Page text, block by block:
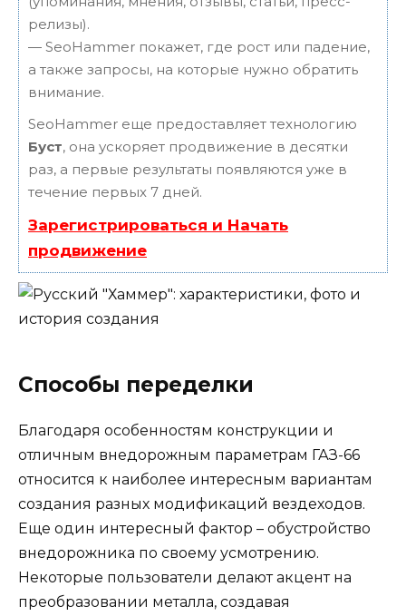
релизы).
— SeoHammer покажет, где рост или падение,
а также запросы, на которые нужно обратить
внимание.
SeoHammer еще предоставляет технологию
Буст, она ускоряет продвижение в десятки
раз, а первые результаты появляются уже в
течение первых 7 дней.
Зарегистрироваться и Начать
продвижение
Способы переделки
Благодаря особенностям конструкции и
отличным внедорожным параметрам ГАЗ-66
относится к наиболее интересным вариантам
создания разных модификаций вездеходов.
Еще один интересный фактор – обустройство
внедорожника по своему усмотрению.
Некоторые пользователи делают акцент на
преобразовании металла, создавая